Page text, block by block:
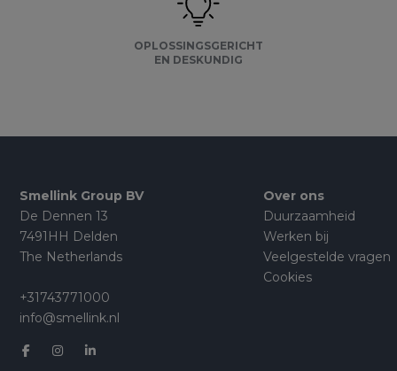
OPLOSSINGSGERICHT
EN DESKUNDIG
Smellink Group BV
De Dennen 13
7491HH Delden
The Netherlands
+31743771000
info@smellink.nl
Over ons
Duurzaamheid
Werken bij
Veelgestelde vragen
Cookies